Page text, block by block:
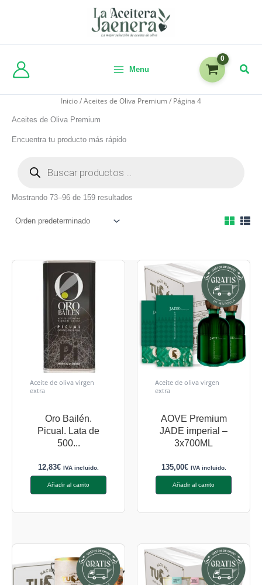
Menu
Inicio/Aceites de Oliva Premium/ Página 4
Aceites de Oliva Premium
Encuentra tu producto más rápido
Mostrando 73–96 de 159 resultados
Aceite de oliva virgen
extra
Oro Bailén.
Picual. Lata de
500...
12,83€ IVA incluido.
Añadir al carrito
Aceite de oliva virgen
extra
AOVE Premium
JADE imperial –
3x700ML
135,00€ IVA incluido.
Añadir al carrito